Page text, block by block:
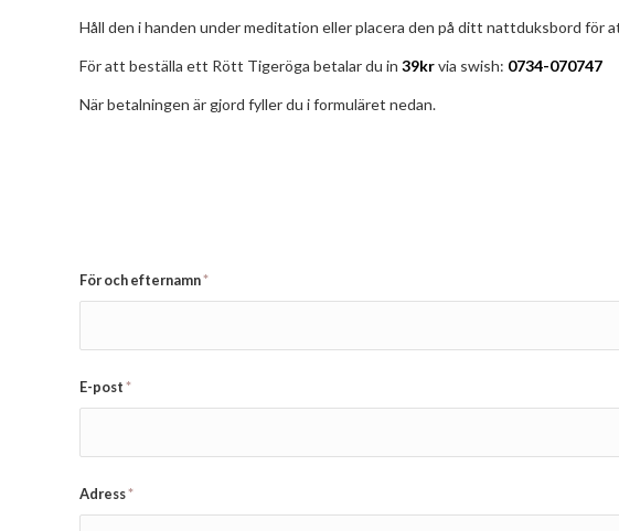
Håll den i handen under meditation eller placera den på ditt nattduksbord för
För att beställa ett Rött Tigeröga betalar du in 39krvia swish: 0734-070747
När betalningen är gjord fyller du i formuläret nedan.
För och efternamn*
E-post*
Adress*